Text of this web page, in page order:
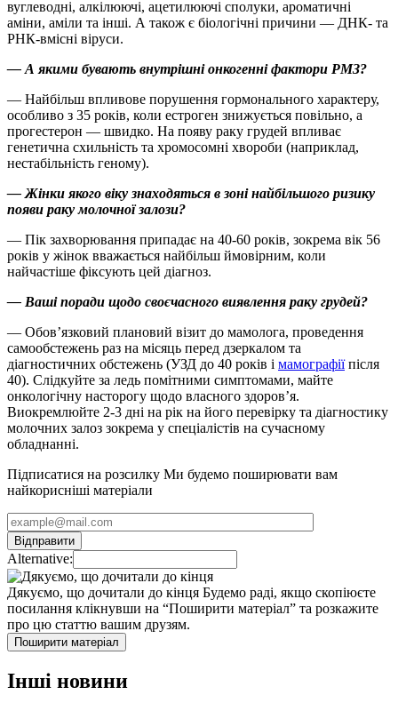
вуглеводні, алкілюючі, ацетилюючі сполуки, ароматичні
аміни, аміли та інші. А також є біологічні причини — ДНК- та
РНК-вмісні віруси.
— А якими бувають внутрішні онкогенні фактори РМЗ?
— Найбільш впливове порушення гормонального характеру,
особливо з 35 років, коли естроген знижується повільно, а
прогестерон — швидко. На появу раку грудей впливає
генетична схильність та хромосомні хвороби (наприклад,
нестабільність геному).
— Жінки якого віку знаходяться в зоні найбільшого ризику
появи раку молочної залози?
— Пік захворювання припадає на 40-60 років, зокрема вік 56
років у жінок вважається найбільш ймовірним, коли
найчастіше фіксують цей діагноз.
— Ваші поради щодо своєчасного виявлення раку грудей?
— Обов’язковий плановий візит до мамолога, проведення
самообстежень раз на місяць перед дзеркалом та
діагностичних обстежень (УЗД до 40 років і мамографіїпісля
40). Слідкуйте за ледь помітними симптомами, майте
онкологічну насторогу щодо власного здоров’я.
Виокремлюйте ​2-3 дні на рік на його перевірку та діагностику
молочних залоз зокрема у спеціалістів на сучасному
обладнанні.
Підписатися на розсилку Ми будемо поширювати вам
найкорисніші матеріали
Alternative:
Дякуємо, що дочитали до кінця Будемо раді, якщо скопіюєте
посилання клікнувши на “Поширити матеріал” та розкажите
про цю статтю вашим друзям.
Поширити матеріал
Інші новини